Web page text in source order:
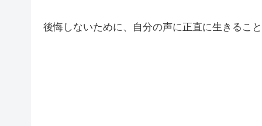
後悔しないために、自分の声に正直に生きるこ